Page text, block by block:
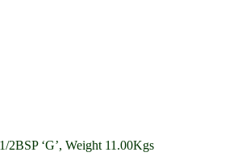
‘G’, Weight 11.00Kgs